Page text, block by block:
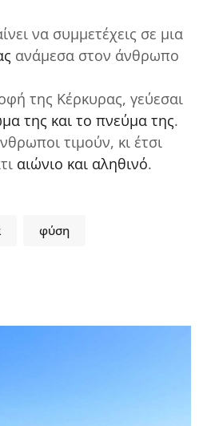
να συμμετέχεις σε μια
ανάμεσα στον άνθρωπο
της Κέρκυρας, γεύεσαι
της και το πνεύμα της.
τιμούν, κι έτσι
αιώνιο και αληθινό.
φύση